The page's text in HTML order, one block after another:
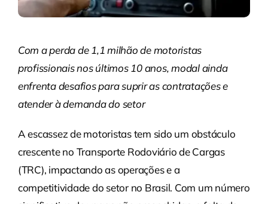
Com a perda de 1,1 milhão de motoristas
profissionais nos últimos 10 anos, modal ainda
enfrenta desafios para suprir as contratações e
atender à demanda do setor
A escassez de motoristas tem sido um obstáculo
crescente no Transporte Rodoviário de Cargas
(TRC), impactando as operações e a
competitividade do setor no Brasil. Com um número